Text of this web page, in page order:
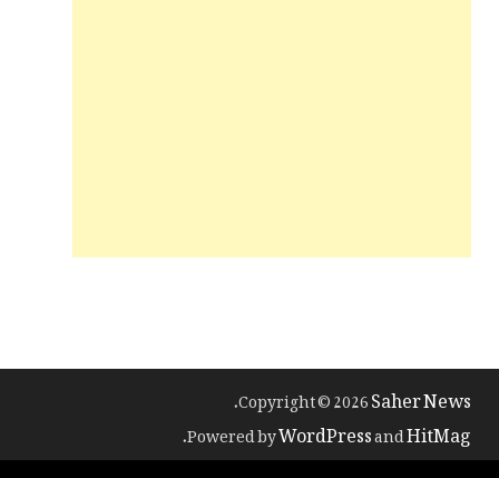
Copyright © 2026Saher News
.
Powered byWordPressandHitMag
.